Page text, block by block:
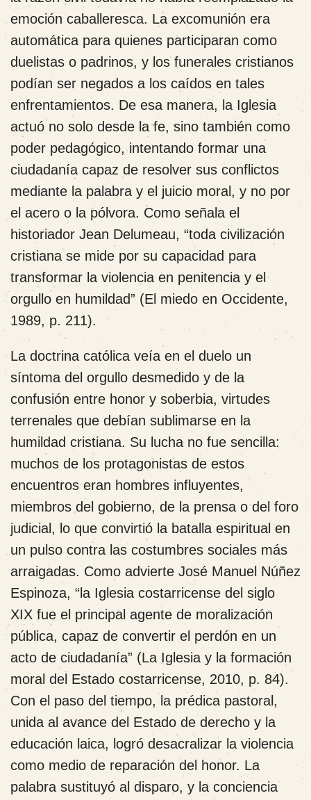
emoción caballeresca. La excomunión era
automática para quienes participaran como
duelistas o padrinos, y los funerales cristianos
podían ser negados a los caídos en tales
enfrentamientos. De esa manera, la Iglesia
actuó no solo desde la fe, sino también como
poder pedagógico, intentando formar una
ciudadanía capaz de resolver sus conflictos
mediante la palabra y el juicio moral, y no por
el acero o la pólvora. Como señala el
historiador Jean Delumeau, “toda civilización
cristiana se mide por su capacidad para
transformar la violencia en penitencia y el
orgullo en humildad” (El miedo en Occidente,
1989, p. 211).
La doctrina católica veía en el duelo un
síntoma del orgullo desmedido y de la
confusión entre honor y soberbia, virtudes
terrenales que debían sublimarse en la
humildad cristiana. Su lucha no fue sencilla:
muchos de los protagonistas de estos
encuentros eran hombres influyentes,
miembros del gobierno, de la prensa o del foro
judicial, lo que convirtió la batalla espiritual en
un pulso contra las costumbres sociales más
arraigadas. Como advierte José Manuel Núñez
Espinoza, “la Iglesia costarricense del siglo
XIX fue el principal agente de moralización
pública, capaz de convertir el perdón en un
acto de ciudadanía” (La Iglesia y la formación
moral del Estado costarricense, 2010, p. 84).
Con el paso del tiempo, la prédica pastoral,
unida al avance del Estado de derecho y la
educación laica, logró desacralizar la violencia
como medio de reparación del honor. La
palabra sustituyó al disparo, y la conciencia